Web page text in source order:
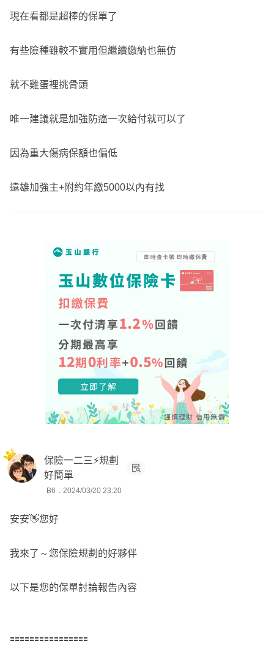
🎯建議可以參考遠雄+新安產的規劃
3c85eb31e
若需服務人員，可協助您投保送件及提供後續服務
Yun服務於錠嵂保經，全台都有服務，已實際協助版上逾百
想要進一步諮詢歡迎主動點擊『
現在看都是超棒的保單了
有些險種雖較不實用但繼續繳納也無仿
就不雞蛋裡挑骨頭
唯一建議就是加強防癌一次給付就可以了
因為重大傷病保額也偏低
遠雄加強主+附約年繳5000以內有找
保險一二三⚡規劃
好簡單
B6．2024/03/20 23:20
安安👋您好
我來了～您保險規劃的好夥伴
以下是您的保單討論報告內容
🟰🟰🟰🟰🟰🟰🟰🟰🟰🟰🟰🟰🟰🟰🟰🟰